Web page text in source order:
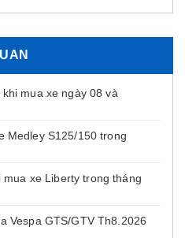
mua xe ngày 08 và
Medley S125/150 trong
xe Liberty trong tháng
Vespa GTS/GTV Th8.2026